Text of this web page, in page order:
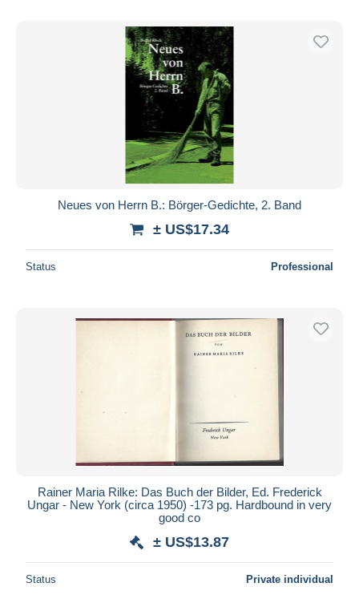
Neues von Herrn B.: Börger-Gedichte, 2. Band
± US$17.34
Status Professional
Rainer Maria Rilke: Das Buch der Bilder, Ed. Frederick
Ungar - New York (circa 1950) -173 pg. Hardbound in very
good co
± US$13.87
Status Private individual